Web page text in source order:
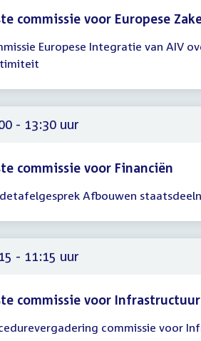
commissie voor Europese
Europese Integratie van AIV
- 13:30 uur
commissie voor Financiën
Afbouwen
- 11:15 uur
commissie voor
commissie voor